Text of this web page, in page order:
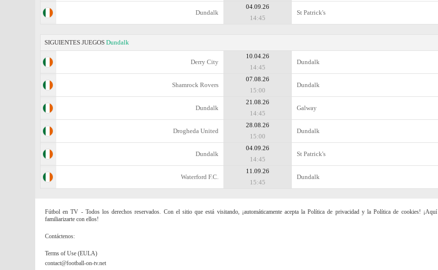
Dundalk
04.09.26
14:45
St Patrick's
SIGUIENTES JUEGOS Dundalk
Derry City
10.04.26
14:45
Dundalk
Shamrock Rovers
07.08.26
15:00
Dundalk
Dundalk
21.08.26
14:45
Galway
Drogheda United
28.08.26
15:00
Dundalk
Dundalk
04.09.26
14:45
St Patrick's
Waterford F.C.
11.09.26
15:45
Dundalk
Fútbol en TV - Todos los derechos reservados. Con el sitio que está visitando, ¡automáticamente acepta la Política de privacidad y la Política de cookies! ¡Aquí
familiarizarte con ellos!
Contáctenos:
Terms of Use (EULA)
contact@football-on-tv.net